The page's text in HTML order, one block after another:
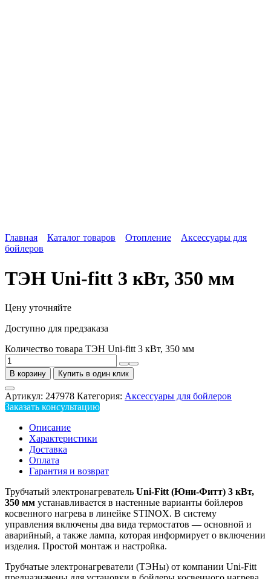
Главная Каталог товаров Отопление
Аксессуары для
бойлеров
ТЭН Uni-fitt 3 кВт, 350 мм
Цену уточняйте
Доступно для предзаказа
Количество товара ТЭН Uni-fitt 3 кВт, 350 мм
В корзину Купить в один клик
Артикул: 247978 Категория: Аксессуары для бойлеров
Заказать консультацию
Описание
Характеристики
Доставка
Оплата
Гарантия и возврат
Трубчатый электронагреватель Uni-Fitt (Юни-Фитт) 3 кВт,
350 мм устанавливается в настенные варианты бойлеров
косвенного нагрева в линейке STINOX. В систему
управления включены два вида термостатов — основной и
аварийный, а также лампа, которая информирует о включении
изделия. Простой монтаж и настройка.
Трубчатые электронагреватели (ТЭНы) от компании Uni-Fitt